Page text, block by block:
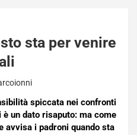
sta per venire
spiccata nei confronti
un dato risaputo: ma come
avvisa i padroni quando sta